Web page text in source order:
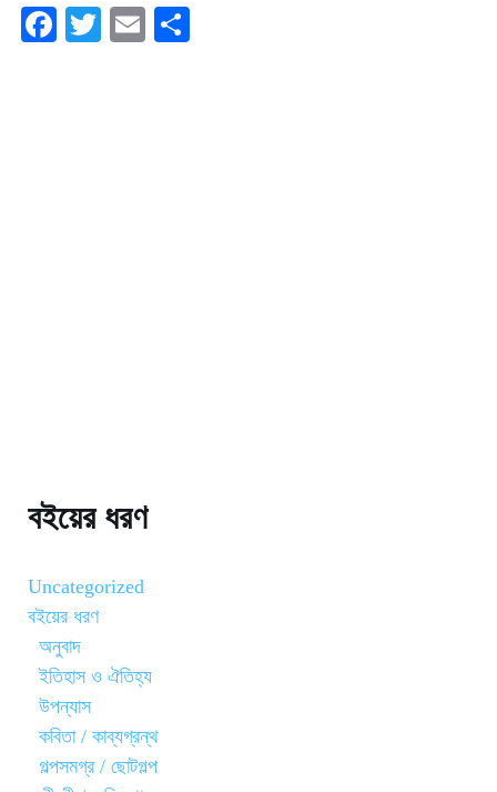
Fa T
E
বইয়ের ধরণ
Uncategorized
বইয়ের ধরণ
অনুবাদ
ইতিহাস ও ঐতিহ্য
উপন্যাস
কবিতা / কাব্যগ্রন্থ
গল্পসমগ্র / ছোটগল্প